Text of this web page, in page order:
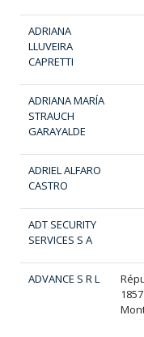
ADRIANA
LLUVEIRA
CAPRETTI
ADRIANA MARÍA
STRAUCH
GARAYALDE
ADRIEL ALFARO
CASTRO
ADT SECURITY
SERVICES S A
ADVANCE S R L